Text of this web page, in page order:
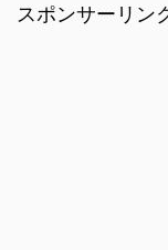
スポンサーリン